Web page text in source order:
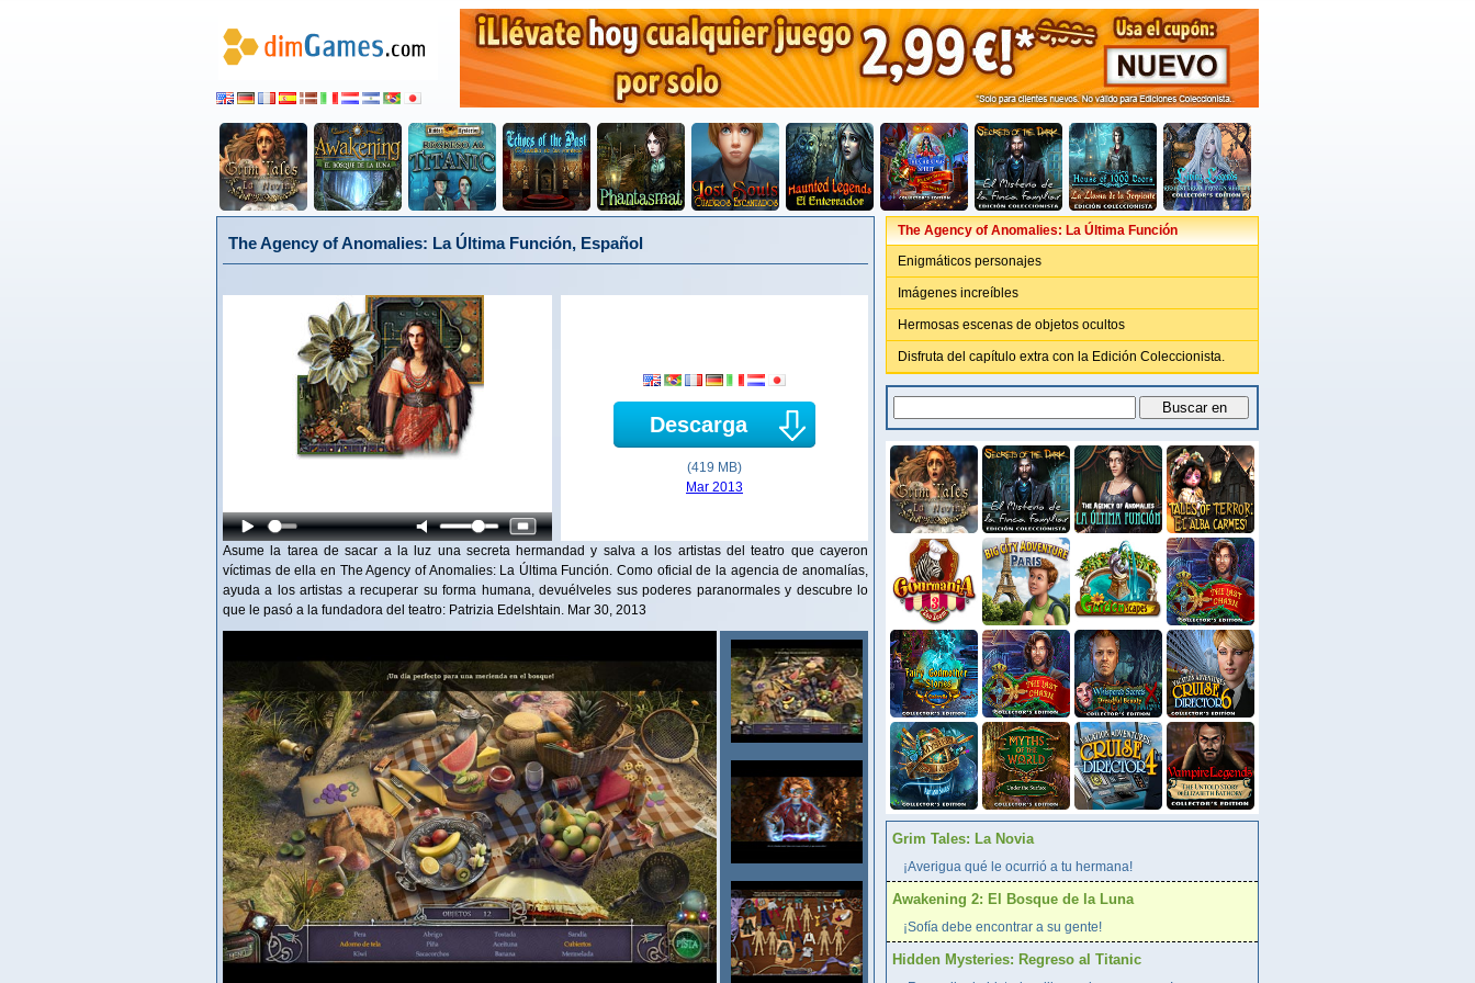
The Agency of Anomalies: La Última Función, Español
Descarga
(419 MB)
Mar 2013
Asume la tarea de sacar a la luz una secreta hermandad y salva a los artistas del teatro que cayeron
víctimas de ella en The Agency of Anomalies: La Última Función. Como oficial de la agencia de anomalías,
ayuda a los artistas a recuperar su forma humana, devuélveles sus poderes paranormales y descubre lo
que le pasó a la fundadora del teatro: Patrizia Edelshtain. Mar 30, 2013
The Agency of Anomalies: La Última Función
Enigmáticos personajes
Imágenes increíbles
Hermosas escenas de objetos ocultos
Disfruta del capítulo extra con la Edición Coleccionista.
Grim Tales: La Novia
¡Averigua qué le ocurrió a tu hermana!
Awakening 2: El Bosque de la Luna
¡Sofía debe encontrar a su gente!
Hidden Mysteries: Regreso al Titanic